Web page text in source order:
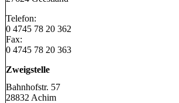
Telefon:
0 4745 78 20 362
Fax:
0 4745 78 20 363
Zweigstelle
Bahnhofstr. 57
28832 Achim